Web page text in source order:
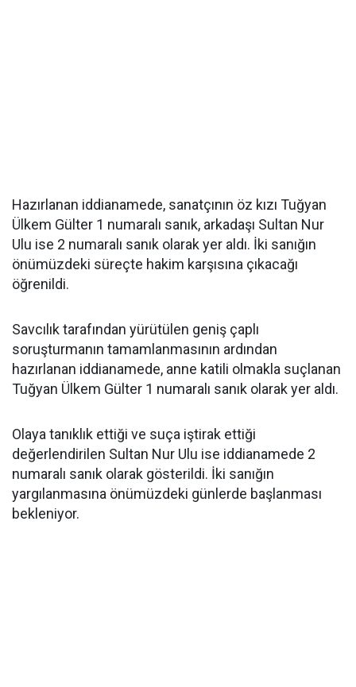
Hazırlanan iddianamede, sanatçının öz kızı Tuğyan
Ülkem Gülter 1 numaralı sanık, arkadaşı Sultan Nur
Ulu ise 2 numaralı sanık olarak yer aldı. İki sanığın
önümüzdeki süreçte hakim karşısına çıkacağı
öğrenildi.
Savcılık tarafından yürütülen geniş çaplı
soruşturmanın tamamlanmasının ardından
hazırlanan iddianamede, anne katili olmakla suçlanan
Tuğyan Ülkem Gülter 1 numaralı sanık olarak yer aldı.
Olaya tanıklık ettiği ve suça iştirak ettiği
değerlendirilen Sultan Nur Ulu ise iddianamede 2
numaralı sanık olarak gösterildi. İki sanığın
yargılanmasına önümüzdeki günlerde başlanması
bekleniyor.